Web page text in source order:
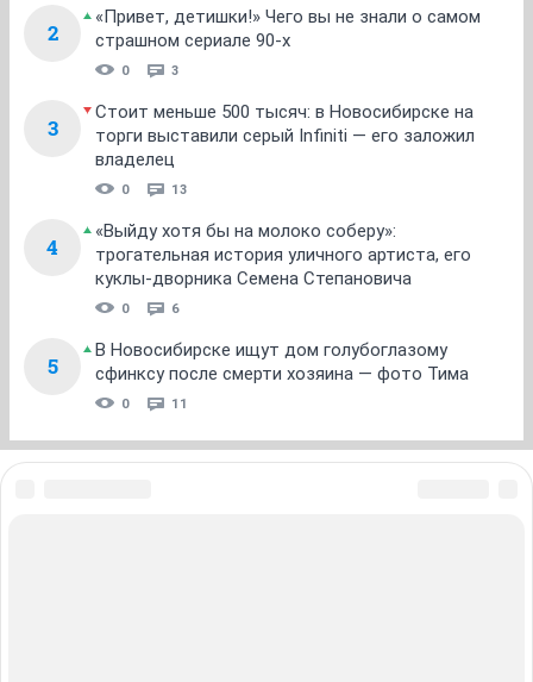
2
«Привет, детишки!» Чего вы не знали о самом
страшном сериале 90-х
0 3
3
Стоит меньше 500 тысяч: в Новосибирске на
торги выставили серый Infiniti — его заложил
владелец
0 13
4
«Выйду хотя бы на молоко соберу»:
трогательная история уличного артиста, его
куклы-дворника Семена Степановича
0 6
5
В Новосибирске ищут дом голубоглазому
сфинксу после смерти хозяина — фото Тима
0 11